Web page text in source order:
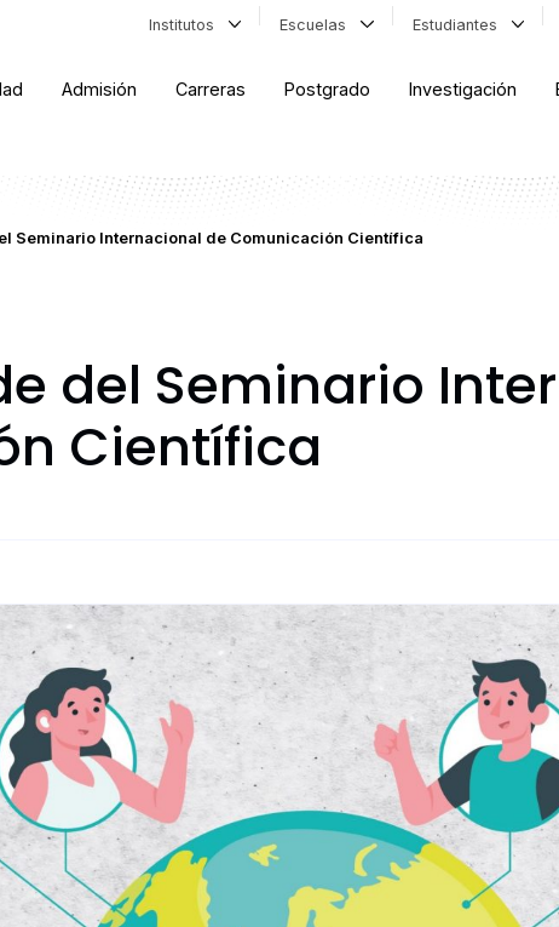
Institutos Escuelas Estudiantes
Admisión Carreras Postgrado Investigación
Seminario Internacional de Comunicación Científica
del Seminario
Científica